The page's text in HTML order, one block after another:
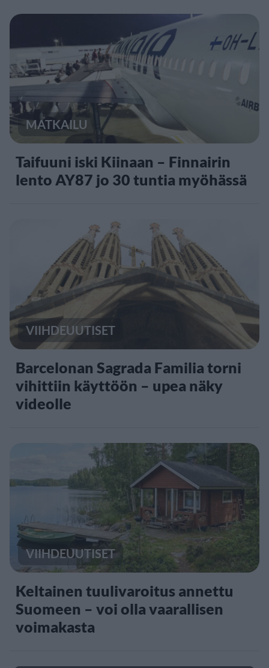
MATKAILU
Taifuuni iski Kiinaan – Finnairin
lento AY87 jo 30 tuntia myöhässä
VIIHDEUUTISET
Barcelonan Sagrada Familia torni
vihittiin käyttöön – upea näky
videolle
VIIHDEUUTISET
Keltainen tuulivaroitus annettu
Suomeen – voi olla vaarallisen
voimakasta